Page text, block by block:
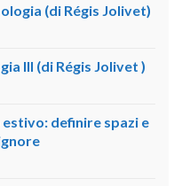
(di Régis Jolivet)
III (di Régis Jolivet )
definire spazi e